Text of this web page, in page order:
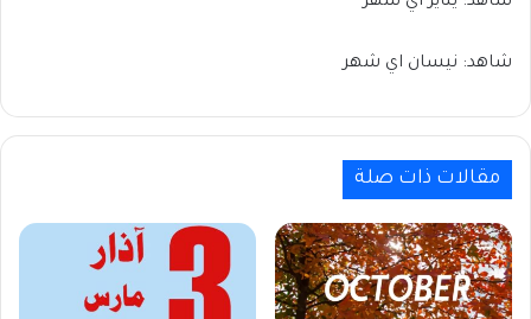
شاهد: نيسان اي شهر
مقالات ذات صلة